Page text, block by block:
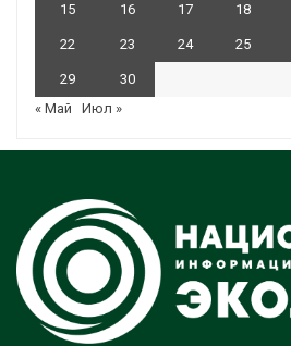
15 16 17 18
22 23 24 25
29
30
« Май
Июл »